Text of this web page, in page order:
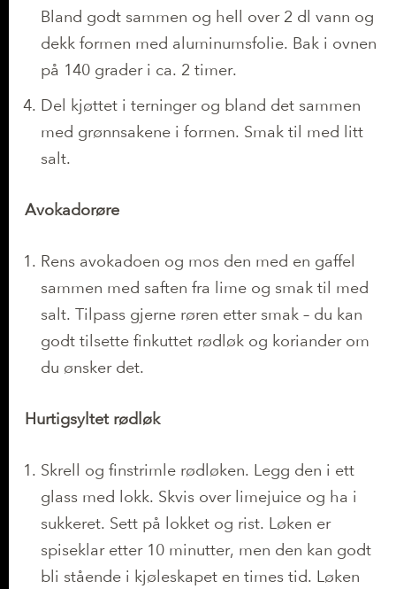
Bland godt sammen og hell over 2 dl vann og
dekk formen med aluminumsfolie. Bak i ovnen
på 140 grader i ca. 2 timer.
Del kjøttet i terninger og bland det sammen
med grønnsakene i formen. Smak til med litt
salt.
Avokadorøre
Rens avokadoen og mos den med en gaffel
sammen med saften fra lime og smak til med
salt. Tilpass gjerne røren etter smak – du kan
godt tilsette finkuttet rødløk og koriander om
du ønsker det.
Hurtigsyltet rødløk
Skrell og finstrimle rødløken. Legg den i ett
glass med lokk. Skvis over limejuice og ha i
sukkeret. Sett på lokket og rist. Løken er
spiseklar etter 10 minutter, men den kan godt
bli stående i kjøleskapet en times tid. Løken